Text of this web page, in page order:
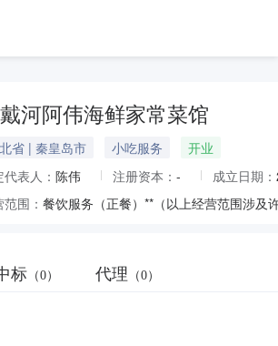
河阿伟海鲜家常菜馆
省 | 秦皇岛市 小吃服务
开业
表人： 陈伟 注册资本： - 成立日期：
围： 餐饮服务（正餐）**（以上经营范围涉及
标 （0） 代理 （0）